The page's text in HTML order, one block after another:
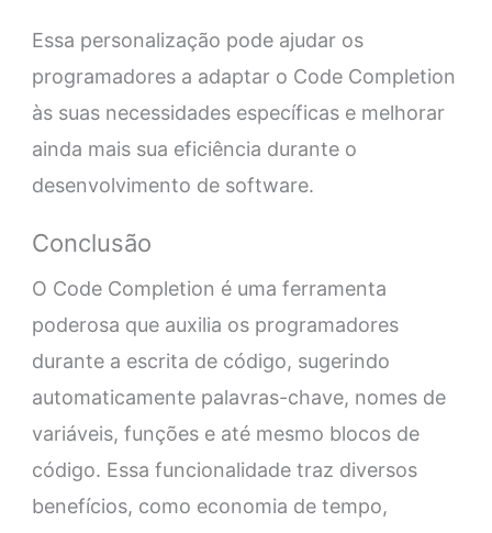
Essa personalização pode ajudar os
programadores a adaptar o Code Completion
às suas necessidades específicas e melhorar
ainda mais sua eficiência durante o
desenvolvimento de software.
Conclusão
O Code Completion é uma ferramenta
poderosa que auxilia os programadores
durante a escrita de código, sugerindo
automaticamente palavras-chave, nomes de
variáveis, funções e até mesmo blocos de
código. Essa funcionalidade traz diversos
benefícios, como economia de tempo,